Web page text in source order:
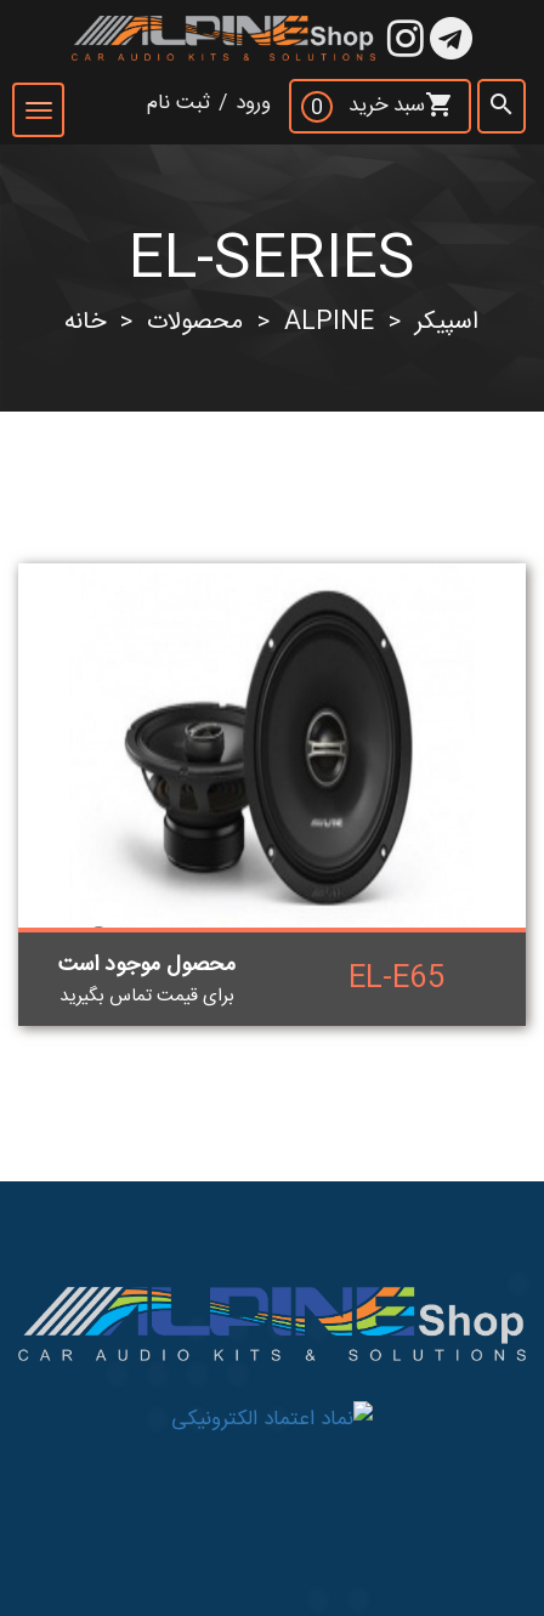
ورود / ثبت نام search
0 سبد خریدshopping_cart
Toggle
navigation
EL-SERIES
خانه > محصولات > ALPINE > اسپیکر
EL-E65 محصول موجود است
برای قيمت تماس بگيريد
×
search جست و جو